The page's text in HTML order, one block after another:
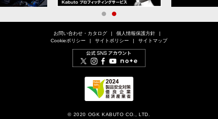
1
お問い合わせ・カタログ
個人情報保護方針
Cookieポリシー
サイトポリシー サイトマップ
© 2020 OGK KABUTO CO., LTD.